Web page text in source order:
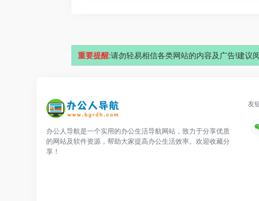
重要提醒:请勿轻易相信各类网站的内容及广告!建议
办公人导航是一个实用的办公生活导航网站，致力于分享优质
的网站及软件资源，帮助大家提高办公生活效率。欢迎收藏分
享！
友